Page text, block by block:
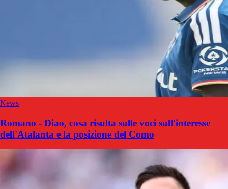
News
Romano - Diao, cosa risulta sulle voci sull'interesse
dell'Atalanta e la posizione del Como